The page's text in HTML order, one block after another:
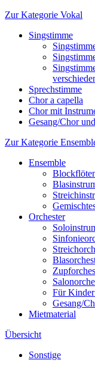
Zur Kategorie Vokal
Singstimme
Sprechstimme
Chor a capella
Chor mit
Gesang/Chor
Zur Kategorie
Ensemble
Orchester
Für
Gesang/
Mietmaterial
Übersicht
Sonstige